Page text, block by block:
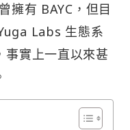
擁有 BAYC，但目
Labs 生態系
事實上一直以來甚